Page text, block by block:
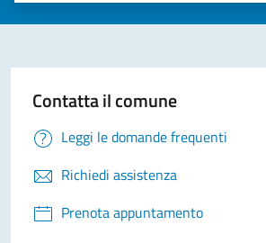
Contatta il comune
Leggi le domande frequenti
Richiedi assistenza
Prenota appuntamento